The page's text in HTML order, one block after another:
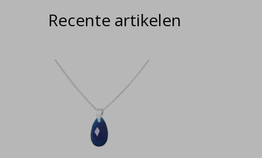
Recente artikelen